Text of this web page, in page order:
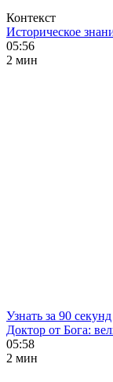
Контекст
Историческое
05:56
2 мин
Узнать за 90 секунд
Доктор от Бога:
05:58
2 мин